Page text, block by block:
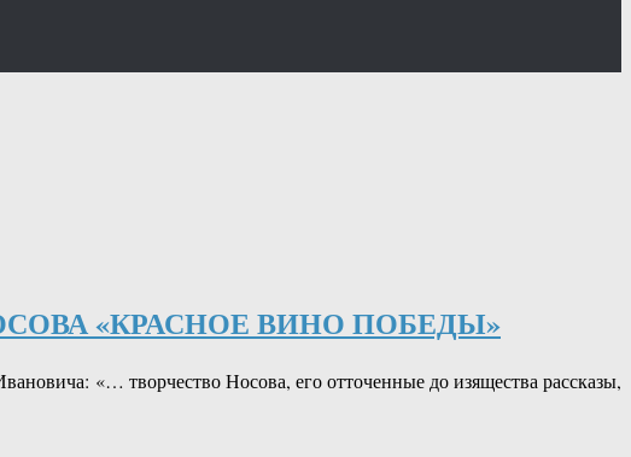
«КРАСНОЕ ВИНО ПОБЕДЫ»
«… творчество Носова, его отточенные до изящества рассказы,